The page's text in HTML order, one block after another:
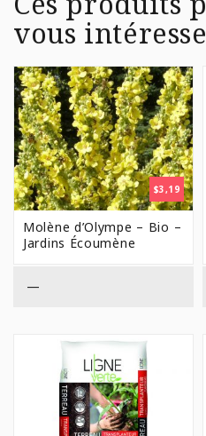
vous
$3,19
Molène d’Olympe – Bio –
Jardins Écoumène
—